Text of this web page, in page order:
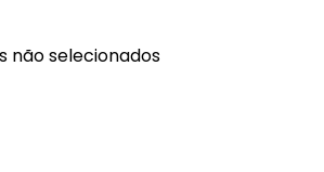
não selecionados